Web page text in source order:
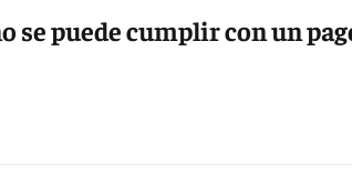
se puede cumplir con un